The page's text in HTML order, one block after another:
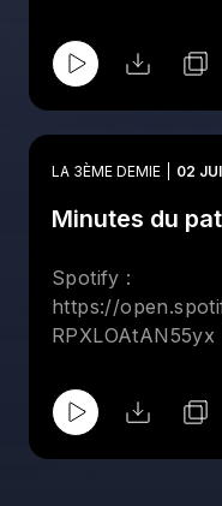
l'ÉNORME
leurs deux
on fait le point
discute du reste
LA 3ÈME DEMIE 02
Minutes du
Spotify :
https://
RPXLOAtAN55yx